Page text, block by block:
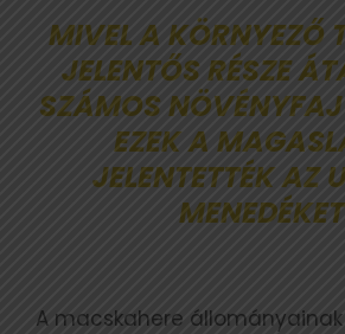
MIVEL A KÖRNYEZŐ
JELENTŐS RÉSZE
SZÁMOS
EZEK A
JELENTETTÉK AZ
A macskahere